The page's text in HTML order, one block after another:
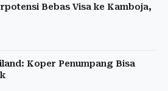
Bebas Visa ke Kamboja,
Koper Penumpang Bisa